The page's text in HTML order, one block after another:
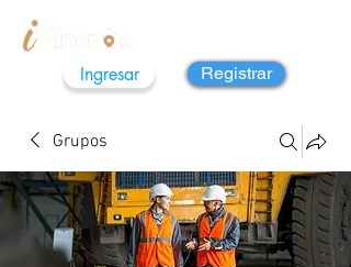
Ingresar Registrar
Grupos